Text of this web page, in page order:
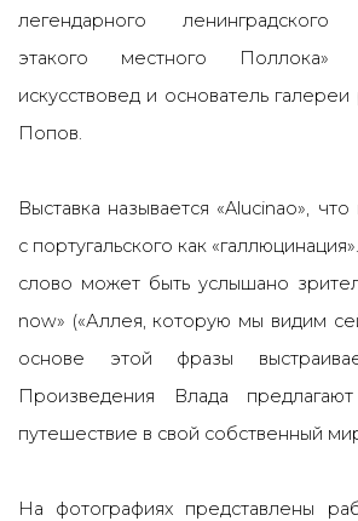
легендарного ленинградского
этакого местного Поллока»
искусствовед и основатель
Попов.
Выставка называется «Alucinao»,
с португальского как
слово может быть услышано
now» («Аллея, которую мы видим
основе этой фразы
Произведения Влада
путешествие в свой собственный
На фотографиях представлены